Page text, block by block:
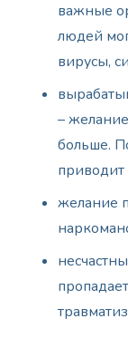
важные
людей
вирусы,
–
больше.
желание